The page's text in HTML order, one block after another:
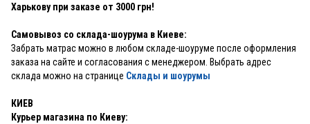
Харькову при заказе от 3000 грн!
Самовывоз со склада-шоурума в Киеве:
Забрать матрас можно в любом складе-шоуруме после оформления
заказа на сайте и согласования с менеджером. Выбрать адрес
склада можно на странице Склады и шоурумы
КИЕВ
Курьер магазина по Киеву: